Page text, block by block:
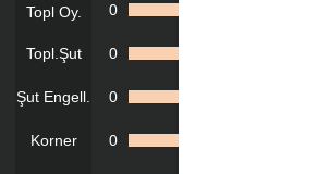
Topl Oy. 0
Topl.Şut 0
Şut Engell. 0
Korner 0